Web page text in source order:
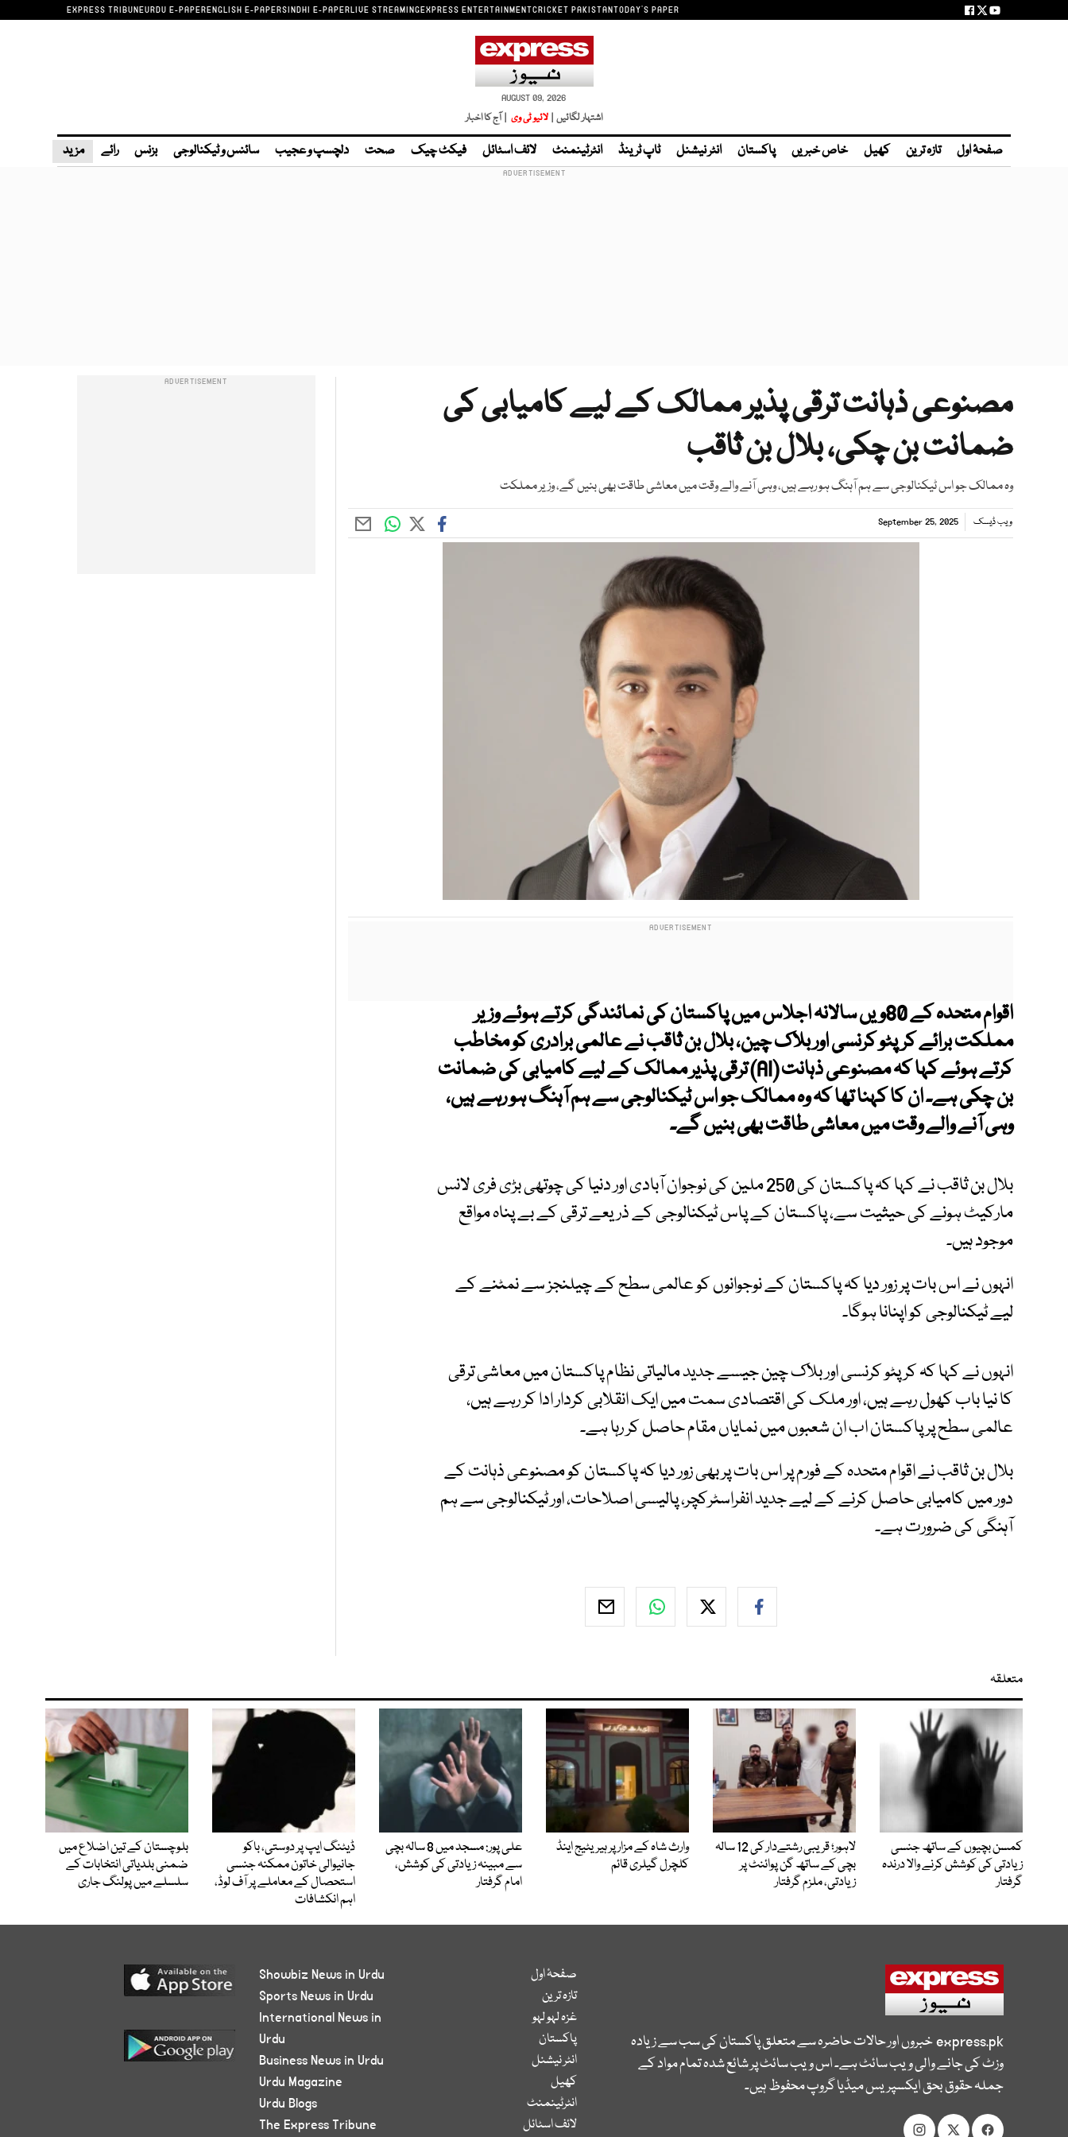
EXPRESS TRIBUNEURDU E-PAPERENGLISH E-PAPERSINDHI E-PAPERLIVE STREAMINGEXPRESS ENTERTAINMENTCRICKET PAKISTANTODAY'S PAPER
AUGUST 09, 2026
اشتہار لگائیں | لائیو ٹی وی | آج کا اخبار
صفحۂ اول تازہ ترین کھیل خاص خبریں پاکستان انٹر نیشنل ٹاپ ٹرینڈ انٹرٹینمنٹ لائف اسٹائل فیکٹ چیک صحت دلچسپ و عجیب سائنس و ٹیکنالوجی بزنس رائے مزید
مصنوعی ذہانت ترقی پذیر ممالک کے لیے کامیابی کی
ضمانت بن چکی، بلال بن ثاقب
وہ ممالک جو اس ٹیکنالوجی سے ہم آہنگ ہو رہے ہیں، وہی آنے والے وقت میں معاشی طاقت بھی بنیں گے، وزیر مملکت
ویب ڈیسک September 25, 2025
اقوام متحدہ کے 80ویں سالانہ اجلاس میں پاکستان کی نمائندگی کرتے ہوئے وزیر
مملکت برائے کرپٹو کرنسی اور بلاک چین، بلال بن ثاقب نے عالمی برادری کو مخاطب
کرتے ہوئے کہا کہ مصنوعی ذہانت (AI) ترقی پذیر ممالک کے لیے کامیابی کی ضمانت
بن چکی ہے۔ ان کا کہنا تھا کہ وہ ممالک جو اس ٹیکنالوجی سے ہم آہنگ ہو رہے ہیں،
وہی آنے والے وقت میں معاشی طاقت بھی بنیں گے۔
بلال بن ثاقب نے کہا کہ پاکستان کی 250 ملین کی نوجوان آبادی اور دنیا کی چوتھی بڑی فری لانس
مارکیٹ ہونے کی حیثیت سے، پاکستان کے پاس ٹیکنالوجی کے ذریعے ترقی کے بے پناہ مواقع
موجود ہیں۔
انہوں نے اس بات پر زور دیا کہ پاکستان کے نوجوانوں کو عالمی سطح کے چیلنجز سے نمٹنے کے
لیے ٹیکنالوجی کو اپنانا ہوگا۔
انہوں نے کہا کہ کرپٹو کرنسی اور بلاک چین جیسے جدید مالیاتی نظام پاکستان میں معاشی ترقی
کا نیا باب کھول رہے ہیں، اور ملک کی اقتصادی سمت میں ایک انقلابی کردار ادا کر رہے ہیں،
عالمی سطح پر پاکستان اب ان شعبوں میں نمایاں مقام حاصل کر رہا ہے۔
بلال بن ثاقب نے اقوام متحدہ کے فورم پر اس بات پر بھی زور دیا کہ پاکستان کو مصنوعی ذہانت کے
دور میں کامیابی حاصل کرنے کے لیے جدید انفراسٹرکچر، پالیسی اصلاحات، اور ٹیکنالوجی سے ہم
آہنگی کی ضرورت ہے۔
متعلقہ
کمسن بچیوں کے ساتھ جنسی
زیادتی کی کوشش کرنے والا درندہ
گرفتار
لاہور؛ قریبی رشتےدار کی 12 سالہ
بچی کے ساتھ گن پوائنٹ پر
زیادتی، ملزم گرفتار
وارث شاہ کے مزار پر ہیریٹیج اینڈ
کلچرل گیلری قائم
علی پور: مسجد میں 8 سالہ بچی
سے مبینہ زیادتی کی کوشش،
امام گرفتار
ڈیٹنگ ایپ پر دوستی، باکو
جانیوالی خاتون ممکنہ جنسی
استحصال کے معاملے پر آف لوڈ،
اہم انکشافات
بلوچستان کے تین اضلاع میں
ضمنی بلدیاتی انتخابات کے
سلسلے میں پولنگ جاری
express.pkخبروں اور حالات حاضرہ سے متعلق پاکستان کی سب سے زیادہ
وزٹ کی جانے والی ویب سائٹ ہے۔ اس ویب سائٹ پر شائع شدہ تمام مواد کے
جملہ حقوق بحق ایکسپریس میڈیا گروپ محفوظ ہیں۔
صفحۂ اول
تازہ ترین
غزہ لہو لہو
پاکستان
انٹر نیشنل
کھیل
انٹرٹینمنٹ
لائف اسٹائل
Showbiz News in Urdu
Sports News in Urdu
International News in
Urdu
Business News in Urdu
Urdu Magazine
Urdu Blogs
The Express Tribune